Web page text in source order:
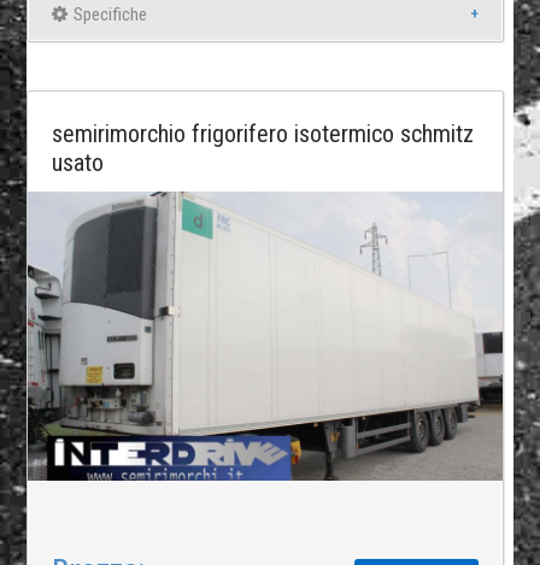
Specifiche
semirimorchio frigorifero isotermico schmitz
usato